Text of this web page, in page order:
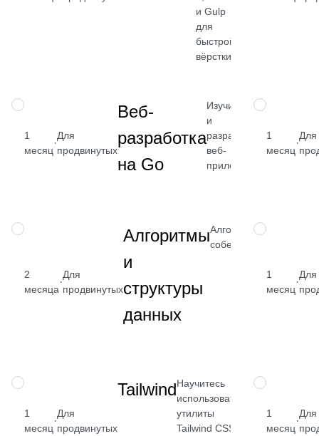
и Gulp
для
быстрой
вёрстки
НАВЫК
1
месяц
·
Для
продвинутых
Веб-
разработка
на Go
Изучите Go
и
разработку
веб-
приложений
₽
НАВЫК
1
месяц
·
Для
НАВЫК
2
месяца
·
Для
продвинутых
Алгоритмы
и
структуры
данных
Алгоритмы для
собеседований
от 2
НАВЫК
1
месяц
·
Для
НАВЫК
1
месяц
·
Для
продвинутых
TailwindНаучитесь
использовать
утилиты
Tailwind CSS
НАВЫК
1
месяц
·
Для